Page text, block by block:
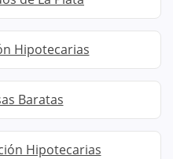
Hipotecarias
Baratas
Hipotecarias